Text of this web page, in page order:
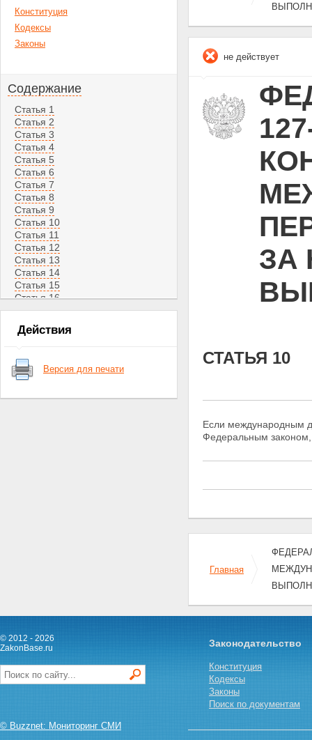
Конституция
Кодексы
Законы
Содержание
Статья 1
Статья 2
Статья 3
Статья 4
Статья 5
Статья 6
Статья 7
Статья 8
Статья 9
Статья 10
Статья 11
Статья 12
Статья 13
Статья 14
Статья 15
Статья 16
Статья 17
Статья 18
Действия
Версия для печати
не действует
ЗА
СТАТЬЯ 10
Если международным
Федеральным
Главная
© 2012 - 2026
ZakonBase.ru
© Buzznet: Мониторинг СМИ
Законодательство
Конституция
Кодексы
Законы
Поиск по документам